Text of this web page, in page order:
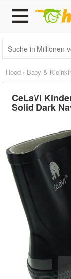
Hood › Baby &
CeLaVi
Solid Dark